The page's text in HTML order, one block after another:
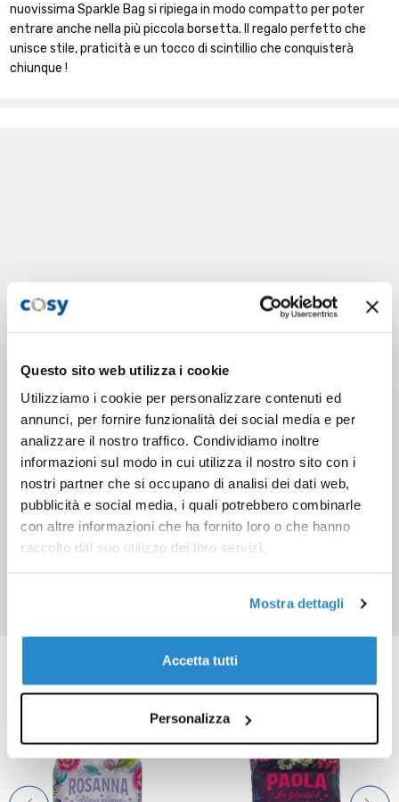
Questo sito web utilizza i cookie
Utilizziamo i cookie per personalizzare contenuti ed
annunci, per fornire funzionalità dei social media e per
analizzare il nostro traffico. Condividiamo inoltre
informazioni sul modo in cui utilizza il nostro sito con i
nostri partner che si occupano di analisi dei dati web,
pubblicità e social media, i quali potrebbero combinarle
con altre informazioni che ha fornito loro o che hanno
raccolto dal suo utilizzo dei loro servizi.
Mostra dettagli
Accetta tutti
Personalizza
nuovissima Sparkle Bag si ripiega in modo compatto per poter
entrare anche nella più piccola borsetta. Il regalo perfetto che
unisce stile, praticità e un tocco di scintillio che conquisterà
chiunque !
Prodotti correlati